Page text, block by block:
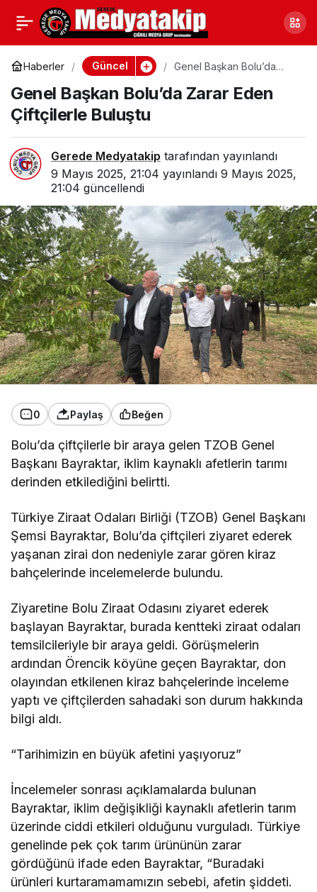
Haberler Güncel
Genel Başkan Bolu’da
Buluştu
Genel Başkan Bolu’da Zarar Eden
Çiftçilerle Buluştu
Gerede Medyatakip tarafından yayınlandı
9 Mayıs 2025, 21:04 yayınlandı 9 Mayıs 2025,
21:04 güncellendi
0 Paylaş Beğen
Bolu’da çiftçilerle bir araya gelen TZOB Genel
Başkanı Bayraktar, iklim kaynaklı afetlerin tarımı
derinden etkilediğini belirtti.
Türkiye Ziraat Odaları Birliği (TZOB) Genel Başkanı
Şemsi Bayraktar, Bolu’da çiftçileri ziyaret ederek
yaşanan zirai don nedeniyle zarar gören kiraz
bahçelerinde incelemelerde bulundu.
Ziyaretine Bolu Ziraat Odasını ziyaret ederek
başlayan Bayraktar, burada kentteki ziraat odaları
temsilcileriyle bir araya geldi. Görüşmelerin
ardından Örencik köyüne geçen Bayraktar, don
olayından etkilenen kiraz bahçelerinde inceleme
yaptı ve çiftçilerden sahadaki son durum hakkında
bilgi aldı.
“Tarihimizin en büyük afetini yaşıyoruz”
İncelemeler sonrası açıklamalarda bulunan
Bayraktar, iklim değişikliği kaynaklı afetlerin tarım
üzerinde ciddi etkileri olduğunu vurguladı. Türkiye
genelinde pek çok tarım ürününün zarar
gördüğünü ifade eden Bayraktar, “Buradaki
ürünleri kurtaramamamızın sebebi, afetin şiddeti.
Bolu’da Tema
“Anadolu’nun Ana
Yüreği”
Paylaş